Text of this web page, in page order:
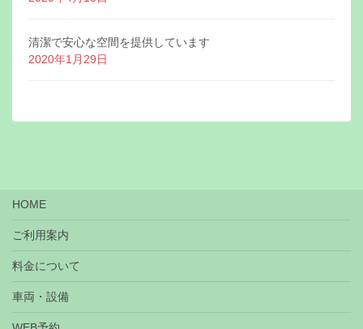
清潔で安心な空間を提供しています
2020年1月29日
HOME
ご利用案内
料金について
車両・設備